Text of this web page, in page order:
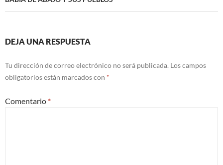
DEJA UNA RESPUESTA
Tu dirección de correo electrónico no será publicada. Los campos
obligatorios están marcados con *
Comentario *